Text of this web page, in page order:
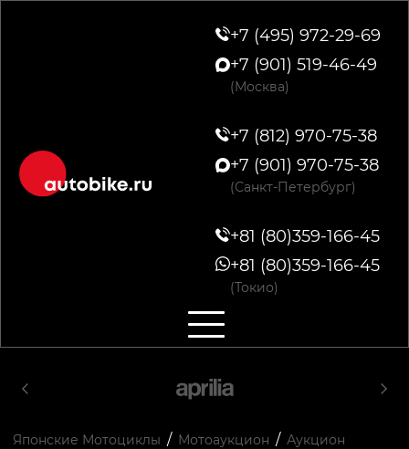
+7 (495) 972-29-69
+7 (901) 519-46-49
(Москва)
+7 (812) 970-75-38
+7 (901) 970-75-38
(Санкт-Петербург)
+81 (80)359-166-45
+81 (80)359-166-45
(Токио)
Японские Мотоциклы / Мотоаукцион / Аукцион